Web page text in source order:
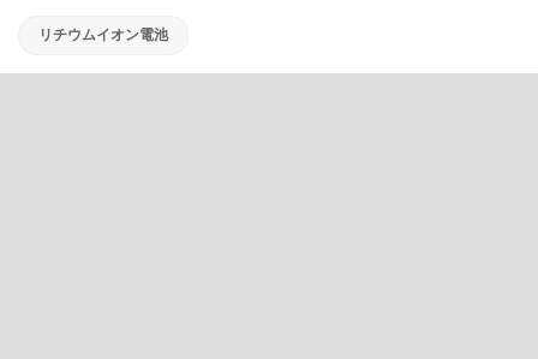
リチウムイオン電池